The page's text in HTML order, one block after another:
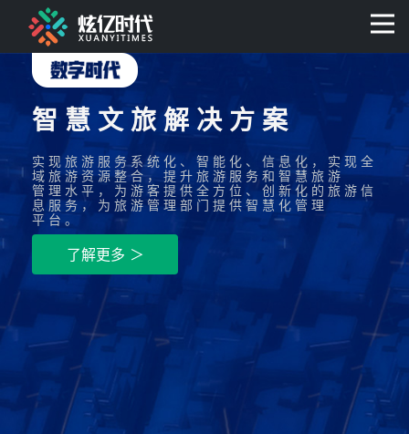
智慧文旅解决方案
实现旅游服务系统化、智能化、信息化，实现全
域旅游资源整合，提升旅游服务和智慧旅游
管理水平，为游客提供全方位、创新化的旅游信
息服务，为旅游管理部门提供智慧化管理
平台。
了解更多 ＞